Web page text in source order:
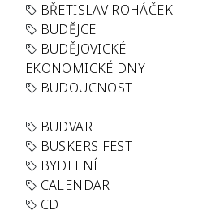
BŘETISLAV ROHÁČEK
BUDĚJCE
BUDĚJOVICKÉ
EKONOMICKÉ DNY
BUDOUCNOST
BUDVAR
BUSKERS FEST
BYDLENÍ
CALENDAR
CD